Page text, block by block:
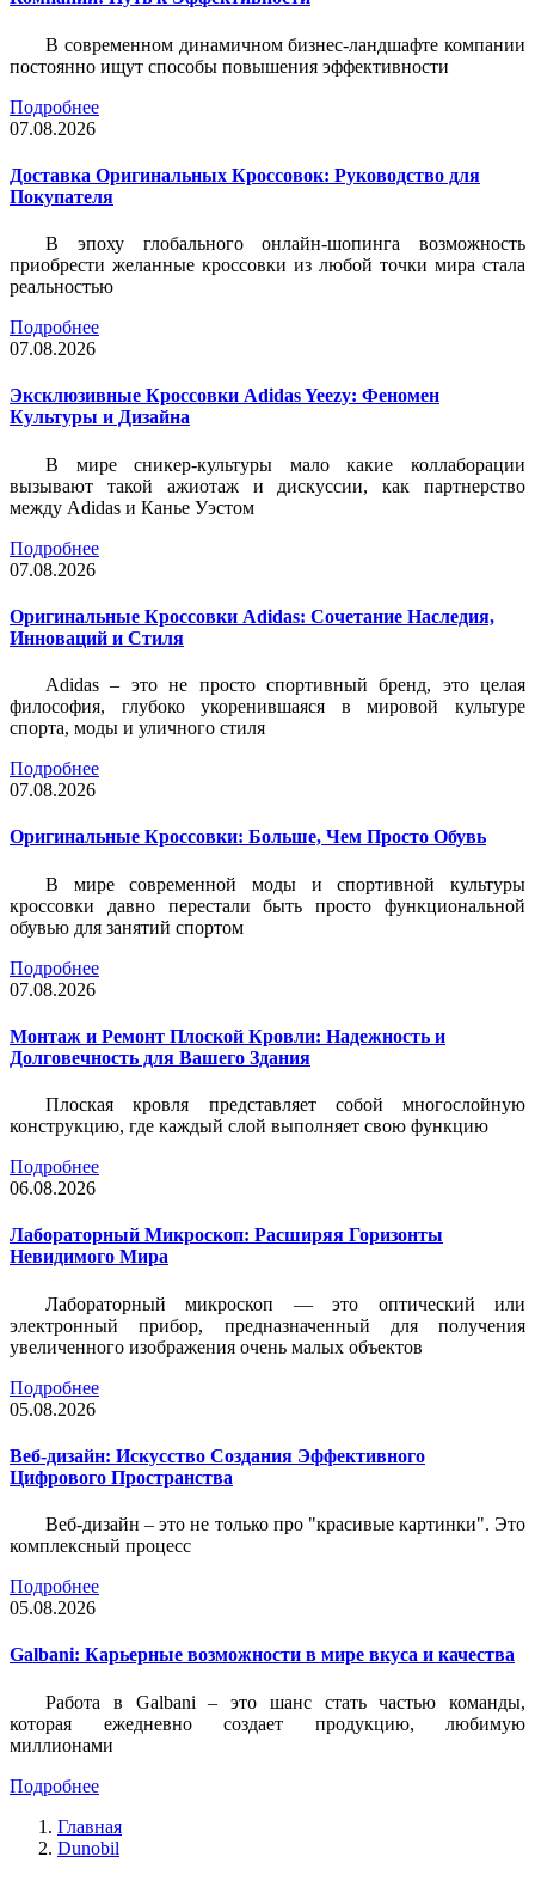
В современном динамичном бизнес-ландшафте компании
постоянно ищут способы повышения эффективности
Подробнее
07.08.2026
Доставка Оригинальных Кроссовок: Руководство для
Покупателя
В эпоху глобального онлайн-шопинга возможность
приобрести желанные кроссовки из любой точки мира стала
реальностью
Подробнее
07.08.2026
Эксклюзивные Кроссовки Adidas Yeezy: Феномен
Культуры и Дизайна
В мире сникер-культуры мало какие коллаборации
вызывают такой ажиотаж и дискуссии, как партнерство
между Adidas и Канье Уэстом
Подробнее
07.08.2026
Оригинальные Кроссовки Adidas: Сочетание Наследия,
Инноваций и Стиля
Adidas – это не просто спортивный бренд, это целая
философия, глубоко укоренившаяся в мировой культуре
спорта, моды и уличного стиля
Подробнее
07.08.2026
Оригинальные Кроссовки: Больше, Чем Просто Обувь
В мире современной моды и спортивной культуры
кроссовки давно перестали быть просто функциональной
обувью для занятий спортом
Подробнее
07.08.2026
Монтаж и Ремонт Плоской Кровли: Надежность и
Долговечность для Вашего Здания
Плоская кровля представляет собой многослойную
конструкцию, где каждый слой выполняет свою функцию
Подробнее
06.08.2026
Лабораторный Микроскоп: Расширяя Горизонты
Невидимого Мира
Лабораторный микроскоп — это оптический или
электронный прибор, предназначенный для получения
увеличенного изображения очень малых объектов
Подробнее
05.08.2026
Веб-дизайн: Искусство Создания Эффективного
Цифрового Пространства
Веб-дизайн – это не только про "красивые картинки". Это
комплексный процесс
Подробнее
05.08.2026
Galbani: Карьерные возможности в мире вкуса и качества
Работа в Galbani – это шанс стать частью команды,
которая ежедневно создает продукцию, любимую
миллионами
Подробнее
Главная
Dunobil